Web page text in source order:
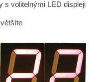
s volitelnými LED displeji